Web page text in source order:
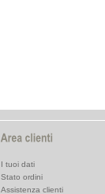
I tuoi dati
Stato ordini
Assistenza clienti